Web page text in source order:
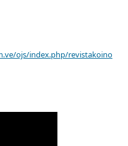
ojs/index.php/revistakoino